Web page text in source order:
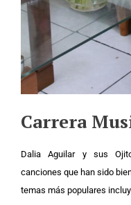
Carrera
Dalia Aguilar y sus
canciones que han sido
temas más populares